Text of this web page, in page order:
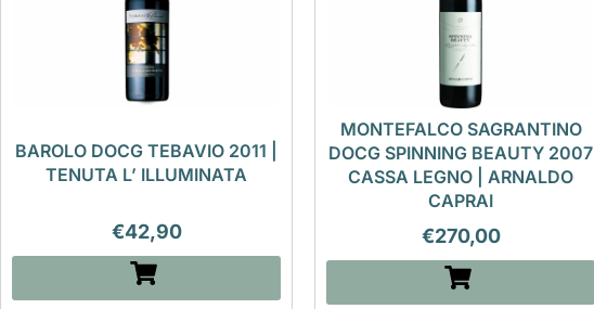
BAROLO DOCG TEBAVIO 2011 |
TENUTA L’ ILLUMINATA
€42,90
MONTEFALCO SAGRANTINO
DOCG SPINNING BEAUTY 2007
CASSA LEGNO | ARNALDO
CAPRAI
€270,00